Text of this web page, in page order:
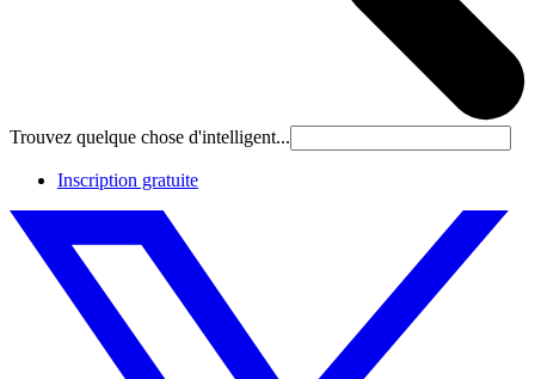
Trouvez quelque chose d'intelligent...
Inscription gratuite